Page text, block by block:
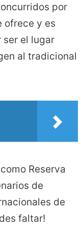
por
ofrece y es
ser el lugar
al tradicional
Reserva
de
de
faltar!